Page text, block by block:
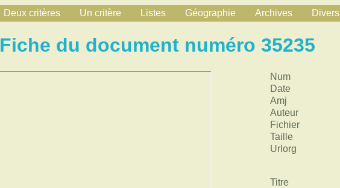
Deux critères Un critère Listes Géographie Archives Divers
Fiche du document numéro 35235
Num
Date
Amj
Auteur
Fichier
Taille
Urlorg
Titre